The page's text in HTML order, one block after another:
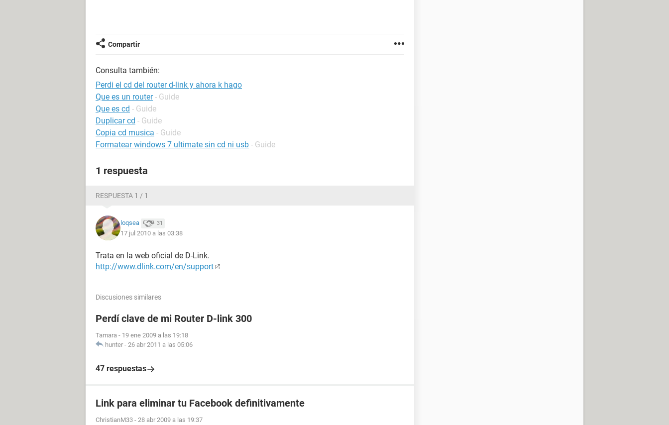
Compartir
Consulta también:
Perdi el cd del router d-link y ahora k hago
Que es un router - Guide
Que es cd - Guide
Duplicar cd - Guide
Copia cd musica - Guide
Formatear windows 7 ultimate sin cd ni usb - Guide
1 respuesta
RESPUESTA 1 / 1
loqsea 31
17 jul 2010 a las 03:38
Trata en la web oficial de D-Link.
http://www.dlink.com/en/support
Discusiones similares
Perdí clave de mi Router D-link 300
Tamara - 19 ene 2009 a las 19:18
hunter - 26 abr 2011 a las 05:06
47 respuestas
Link para eliminar tu Facebook definitivamente
ChristianM33 - 28 abr 2009 a las 19:37